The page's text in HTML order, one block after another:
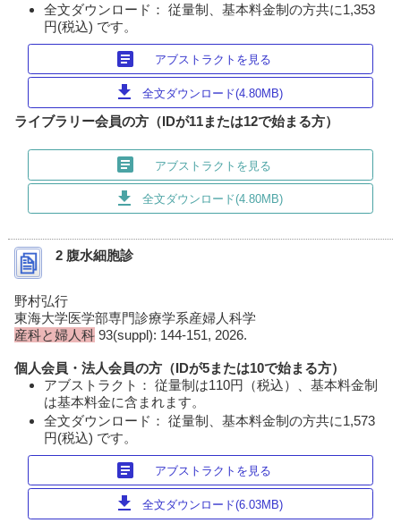
全文ダウンロード： 従量制、基本料金制の方共に1,353
円(税込) です。
article アブストラクトを見る
download 全文ダウンロード(4.80MB)
ライブラリー会員の方（IDが11または12で始まる方）
article アブストラクトを見る
download 全文ダウンロード(4.80MB)
2 腹水細胞診
野村弘行
東海大学医学部専門診療学系産婦人科学
産科と婦人科 93(suppl): 144-151, 2026.
個人会員・法人会員の方（IDが5または10で始まる方）
アブストラクト： 従量制は110円（税込）、基本料金制
は基本料金に含まれます。
全文ダウンロード： 従量制、基本料金制の方共に1,573
円(税込) です。
article アブストラクトを見る
download 全文ダウンロード(6.03MB)